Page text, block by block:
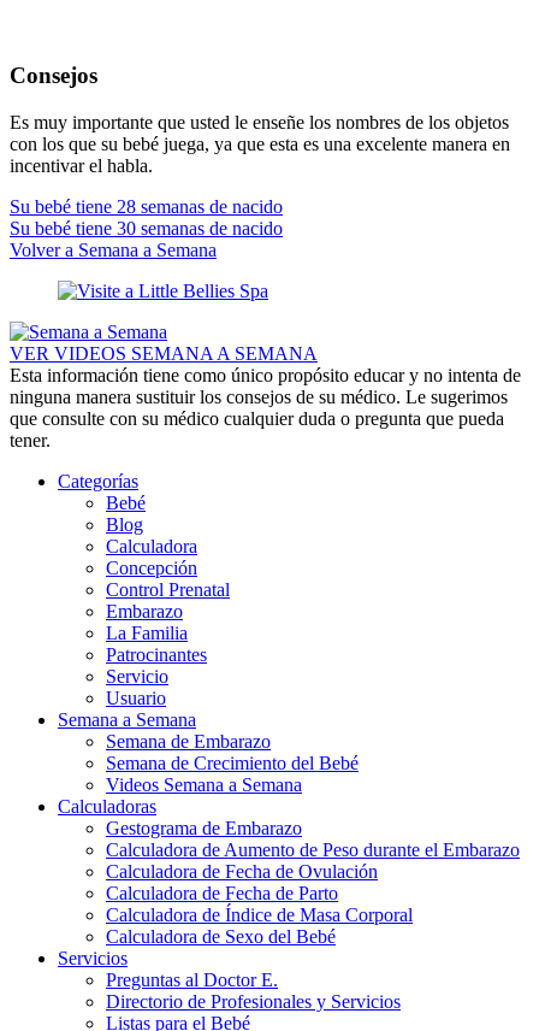
Consejos
Es muy importante que usted le enseñe los nombres de los objetos
con los que su bebé juega, ya que esta es una excelente manera en
incentivar el habla.
Su bebé tiene 28 semanas de nacido
Su bebé tiene 30 semanas de nacido
Volver a Semana a Semana
VER VIDEOS SEMANA A SEMANA
Esta información tiene como único propósito educar y no intenta de
ninguna manera sustituir los consejos de su médico. Le sugerimos
que consulte con su médico cualquier duda o pregunta que pueda
tener.
Categorías
Bebé
Blog
Calculadora
Concepción
Control Prenatal
Embarazo
La Familia
Patrocinantes
Servicio
Usuario
Semana a Semana
Semana de Embarazo
Semana de Crecimiento del Bebé
Videos Semana a Semana
Calculadoras
Gestograma de Embarazo
Calculadora de Aumento de Peso durante el Embarazo
Calculadora de Fecha de Ovulación
Calculadora de Fecha de Parto
Calculadora de Índice de Masa Corporal
Calculadora de Sexo del Bebé
Servicios
Preguntas al Doctor E.
Directorio de Profesionales y Servicios
Listas para el Bebé